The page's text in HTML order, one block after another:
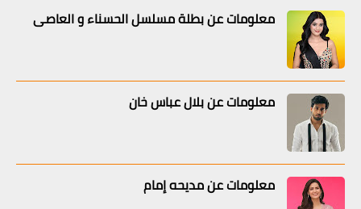
معلومات عن بطلة مسلسل الحسناء و العاصي
معلومات عن بلال عباس خان
معلومات عن مديحه إمام